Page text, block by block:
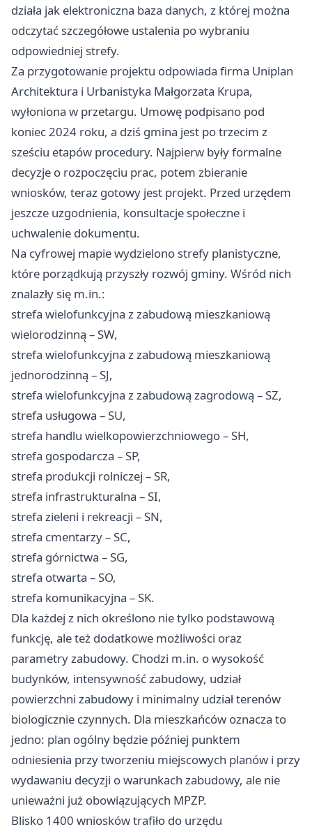
działa jak elektroniczna baza danych, z której można
odczytać szczegółowe ustalenia po wybraniu
odpowiedniej strefy.
Za przygotowanie projektu odpowiada firma Uniplan
Architektura i Urbanistyka Małgorzata Krupa,
wyłoniona w przetargu. Umowę podpisano pod
koniec 2024 roku, a dziś gmina jest po trzecim z
sześciu etapów procedury. Najpierw były formalne
decyzje o rozpoczęciu prac, potem zbieranie
wniosków, teraz gotowy jest projekt. Przed urzędem
jeszcze uzgodnienia, konsultacje społeczne i
uchwalenie dokumentu.
Na cyfrowej mapie wydzielono strefy planistyczne,
które porządkują przyszły rozwój gminy. Wśród nich
znalazły się m.in.:
strefa wielofunkcyjna z zabudową mieszkaniową
wielorodzinną – SW,
strefa wielofunkcyjna z zabudową mieszkaniową
jednorodzinną – SJ,
strefa wielofunkcyjna z zabudową zagrodową – SZ,
strefa usługowa – SU,
strefa handlu wielkopowierzchniowego – SH,
strefa gospodarcza – SP,
strefa produkcji rolniczej – SR,
strefa infrastrukturalna – SI,
strefa zieleni i rekreacji – SN,
strefa cmentarzy – SC,
strefa górnictwa – SG,
strefa otwarta – SO,
strefa komunikacyjna – SK.
Dla każdej z nich określono nie tylko podstawową
funkcję, ale też dodatkowe możliwości oraz
parametry zabudowy. Chodzi m.in. o wysokość
budynków, intensywność zabudowy, udział
powierzchni zabudowy i minimalny udział terenów
biologicznie czynnych. Dla mieszkańców oznacza to
jedno: plan ogólny będzie później punktem
odniesienia przy tworzeniu miejscowych planów i przy
wydawaniu decyzji o warunkach zabudowy, ale nie
unieważni już obowiązujących MPZP.
Blisko 1400 wniosków trafiło do urzędu